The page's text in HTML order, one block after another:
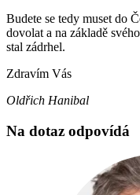
Budete se tedy muset do
dovolat a na základě
stal zádrhel.
Zdravím Vás
Oldřich Hanibal
Na dotaz odpovídá